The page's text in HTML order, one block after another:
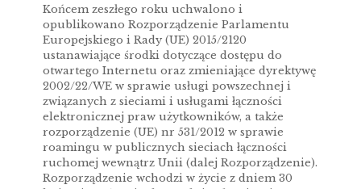
Końcem zeszłego roku uchwalono i
opublikowano Rozporządzenie Parlamentu
Europejskiego i Rady (UE) 2015/2120
ustanawiające środki dotyczące dostępu do
otwartego Internetu oraz zmieniające dyrektywę
2002/22/WE w sprawie usługi powszechnej i
związanych z sieciami i usługami łączności
elektronicznej praw użytkowników, a także
rozporządzenie (UE) nr 531/2012 w sprawie
roamingu w publicznych sieciach łączności
ruchomej wewnątrz Unii (dalej Rozporządzenie).
Rozporządzenie wchodzi w życie z dniem 30